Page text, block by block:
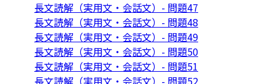
長文読解（実用文・会話文）- 問題47
長文読解（実用文・会話文）- 問題48
長文読解（実用文・会話文）- 問題49
長文読解（実用文・会話文）- 問題50
長文読解（実用文・会話文）- 問題51